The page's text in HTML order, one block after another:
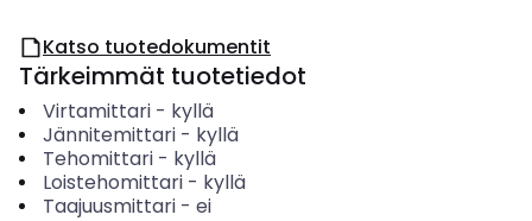
Katso tuotedokumentit
Tärkeimmät tuotetiedot
Virtamittari- kyllä
Jännitemittari- kyllä
Tehomittari- kyllä
Loistehomittari- kyllä
Taajuusmittari- ei